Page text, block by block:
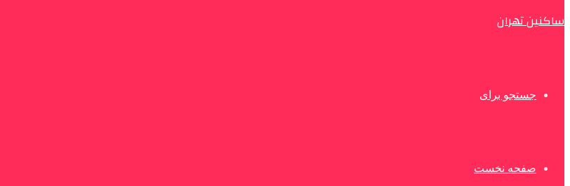
ساکنین تهران
جستجو برای
صفحه نخست